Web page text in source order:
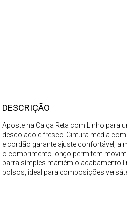
DESCRIÇÃO
Aposte na Calça Reta com Linho para
descolado e fresco. Cintura média
e cordão garante ajuste confortável, a
o comprimento longo permitem
barra simples mantém o acabamento
bolsos, ideal para composições